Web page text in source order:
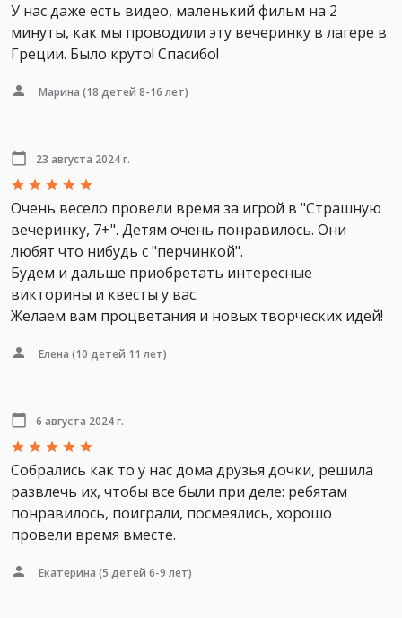
У нас даже есть видео, маленький фильм на 2
минуты, как мы проводили эту вечеринку в лагере в
Греции. Было круто! Спасибо!
Марина (18 детей 8-16 лет)
23 августа 2024 г.
Очень весело провели время за игрой в "Страшную
вечеринку, 7+". Детям очень понравилось. Они
любят что нибудь с "перчинкой".
Будем и дальше приобретать интересные
викторины и квесты у вас.
Желаем вам процветания и новых творческих идей!
Елена (10 детей 11 лет)
6 августа 2024 г.
Собрались как то у нас дома друзья дочки, решила
развлечь их, чтобы все были при деле: ребятам
понравилось, поиграли, посмеялись, хорошо
провели время вместе.
Екатерина (5 детей 6-9 лет)